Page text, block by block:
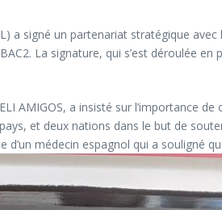
a signé un partenariat stratégique
La signature, qui s’est déroulée
AMIGOS, a insisté sur l’importance
et deux nations dans le but de
médecin espagnol qui a souligné